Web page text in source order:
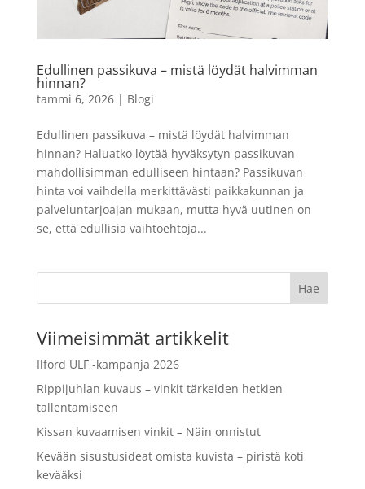
Edullinen passikuva – mistä löydät halvimman
hinnan?
tammi 6, 2026| Blogi
Edullinen passikuva – mistä löydät halvimman
hinnan? Haluatko löytää hyväksytyn passikuvan
mahdollisimman edulliseen hintaan? Passikuvan
hinta voi vaihdella merkittävästi paikkakunnan ja
palveluntarjoajan mukaan, mutta hyvä uutinen on
se, että edullisia vaihtoehtoja...
Viimeisimmät artikkelit
Ilford ULF -kampanja 2026
Rippijuhlan kuvaus – vinkit tärkeiden hetkien
tallentamiseen
Kissan kuvaamisen vinkit – Näin onnistut
Kevään sisustusideat omista kuvista – piristä koti
kevääksi
Rollei RPX 400 135, 36
kuvaa